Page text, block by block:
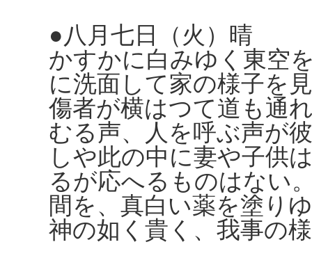
●八月七日（火）晴
かすかに白みゆく東空
に洗面して家の様子を
傷者が横はつて道も通
むる声、人を呼ぶ声が
しや此の中に妻や子供
るが応へるものはない
間を、真白い薬を塗り
神の如く貴く、我事の